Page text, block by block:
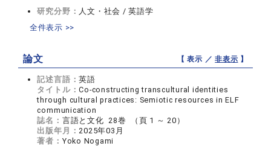
研究分野： 人文・社会 / 英語学
全件表示 >>
論文 【 表示 ／非表示 】
記述言語：英語
タイトル：Co-constructing transcultural identities
through cultural practices: Semiotic resources in ELF
communication
誌名： 言語と文化 28巻 （頁 1 ～ 20）
出版年月：2025年03月
著者： Yoko Nogami